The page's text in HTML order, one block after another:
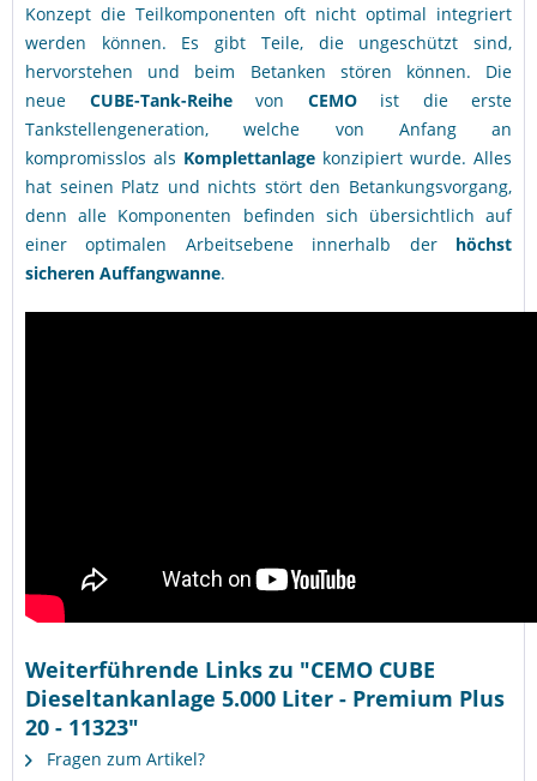
Konzept die Teilkomponenten oft nicht optimal integriert
werden können. Es gibt Teile, die ungeschützt sind,
hervorstehen und beim Betanken stören können. Die
neue CUBE-Tank-Reihevon CEMOist die erste
Tankstellengeneration, welche von Anfang an
kompromisslos als Komplettanlage konzipiert wurde. Alles
hat seinen Platz und nichts stört den Betankungsvorgang,
denn alle Komponenten befinden sich übersichtlich auf
einer optimalen Arbeitsebene innerhalb der höchst
sicheren Auffangwanne.
Weiterführende Links zu "CEMO CUBE
Dieseltankanlage 5.000 Liter - Premium Plus
20 - 11323"
Fragen zum Artikel?